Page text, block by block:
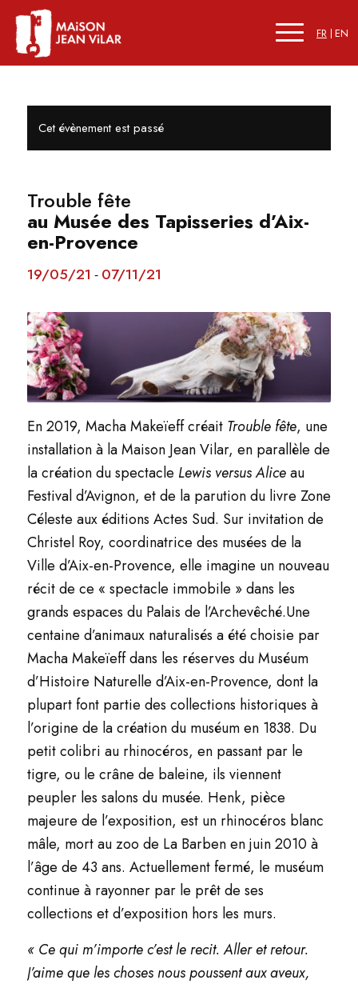
FR EN
Cet évènement est passé
Trouble fête
au Musée des Tapisseries d’Aix-
en-Provence
19/05/21 - 07/11/21
En 2019, Macha Makeïeff créait Trouble fête, une
installation à la Maison Jean Vilar, en parallèle de
la création du spectacle Lewis versus Aliceau
Festival d’Avignon, et de la parution du livre Zone
Céleste aux éditions Actes Sud. Sur invitation de
Christel Roy, coordinatrice des musées de la
Ville d’Aix-en-Provence, elle imagine un nouveau
récit de ce « spectacle immobile » dans les
grands espaces du Palais de l’Archevêché.Une
centaine d’animaux naturalisés a été choisie par
Macha Makeïeff dans les réserves du Muséum
d’Histoire Naturelle d’Aix-en-Provence, dont la
plupart font partie des collections historiques à
l’origine de la création du muséum en 1838. Du
petit colibri au rhinocéros, en passant par le
tigre, ou le crâne de baleine, ils viennent
peupler les salons du musée. Henk, pièce
majeure de l’exposition, est un rhinocéros blanc
mâle, mortau zoo de La Barben en juin 2010 à
l’âge de 43 ans. Actuellement fermé, le muséum
continue à rayonner par le prêt de ses
collections et d’exposition hors les murs.
« Ce qui m’importe c’est le recit. Aller et retour.
J’aime que les choses nous poussentaux aveux,